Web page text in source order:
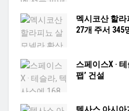
멕시코산 할
27개 주서 345
스페이스X ·
팹’ 건설